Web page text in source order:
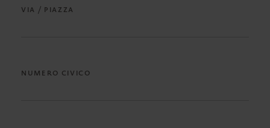
VIA / PIAZZA
NUMERO CIVICO